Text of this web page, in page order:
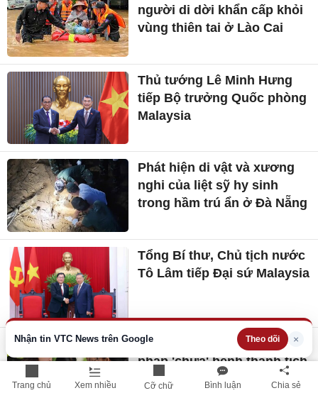
Trang chủ Xem nhiều Cỡ chữ Bình luận Chia sẻ
Nhận tin VTC News trên Google Theo dõi ×
người di dời khẩn cấp khỏi
vùng thiên tai ở Lào Cai
Thủ tướng Lê Minh Hưng
tiếp Bộ trưởng Quốc phòng
Malaysia
Phát hiện di vật và xương
nghi của liệt sỹ hy sinh
trong hầm trú ẩn ở Đà Nẵng
Tổng Bí thư, Chủ tịch nước
Tô Lâm tiếp Đại sứ Malaysia
Thủ tướng: Phải có giải
pháp 'chữa' bệnh thành tích
trong dạy, học